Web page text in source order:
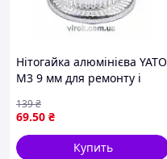
Нітогайка алюмінієва YATO
М3 9 мм для ремонту і
економічна упаковка
69.50 ₴
139₴
Купить